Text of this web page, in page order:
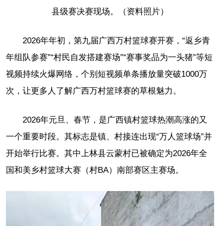
县级赛决赛现场。（资料照片）
2026年年初，第九届广西万村篮球赛开赛，“返乡青
年组队参赛”“村民自发搭建赛场”“赛事奖品为一头猪”等短
视频持续火爆网络，个别短视频单条播放量突破1000万
次，让更多人了解广西万村篮球赛的草根魅力。
2026年元旦、春节，是广西镇村篮球热潮高涨的又
一个重要时段。其标志是镇、村接连出现“万人篮球场”并
开始举行比赛。其中上林县云蒙村已被确定为2026年全
国和美乡村篮球大赛（村BA）南部赛区主赛场。